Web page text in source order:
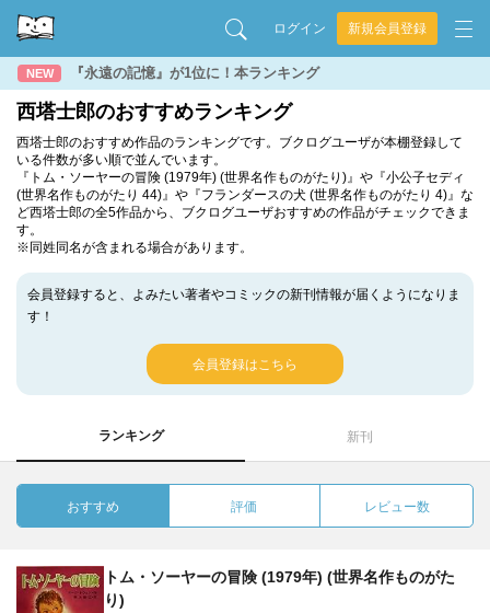
ログイン 新規会員登録
NEW 『永遠の記憶』が1位に！本ランキング
西塔士郎のおすすめランキング
西塔士郎のおすすめ作品のランキングです。ブクログユーザが本棚登録して
いる件数が多い順で並んでいます。
『トム・ソーヤーの冒険 (1979年) (世界名作ものがたり)』や『小公子セディ
(世界名作ものがたり 44)』や『フランダースの犬 (世界名作ものがたり 4)』な
ど西塔士郎の全5作品から、ブクログユーザおすすめの作品がチェックできま
す。
※同姓同名が含まれる場合があります。
会員登録すると、よみたい著者やコミックの新刊情報が届くようになりま
す！
会員登録はこちら
ランキング 新刊
おすすめ 評価 レビュー数
トム・ソーヤーの冒険 (1979年) (世界名作ものがた
り)